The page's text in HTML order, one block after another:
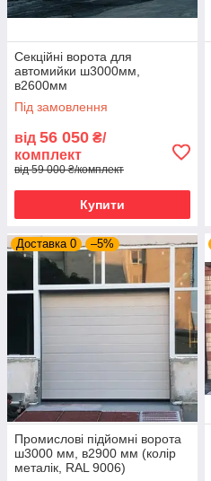
Секційні ворота для
автомийки ш3000мм,
в2600мм
Під замовлення
від 56 050 ₴/
комплект
від 59 000 ₴/комплект
Купити
Доставка 0 –5%
Промислові підйомні ворота
ш3000 мм, в2900 мм (колір
металік, RAL 9006)